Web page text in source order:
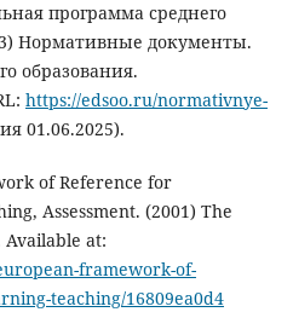
программа среднего
Нормативные документы.
образования.
https://edsoo.ru/normativnye-
01.06.2025).
of Reference for
Assessment. (2001) The
at:
framework-of-
teaching/16809ea0d4